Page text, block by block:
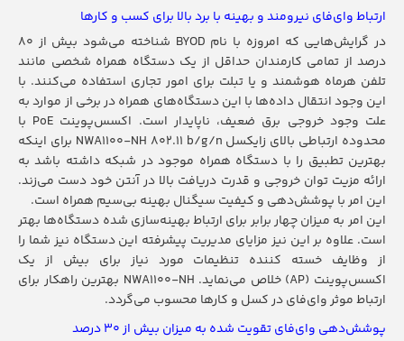
ارتباط وای‌فای نیرومند و بهینه با برد بالا برای کسب و کارها
در گرایش‌هایی که امروزه با نام BYOD شناخته می‌شود بیش از 80
درصد از تمامی کارمندان حداقل از یک دستگاه همراه شخصی مانند
تلفن هرماه هوشمند و یا تبلت برای امور تجاری استفاده می‌کنند. با
این وجود انتقال داده‌ها با این دستگاه‌های همراه در برخی از موارد به
علت وجود خروجی برق ضعیف، ناپایدار است. اکسس‌پوینت PoE با
محدوده ارتباطی بالای زایکسل NWA1100-NH 802.11 b/g/n برای اینکه
بهترین تطبیق را با دستگاه همراه موجود در شبکه داشته باشد به
ارائه مزیت توان خروجی و قدرت دریافت بالا در آنتن خود دست می‌زند.
این امر با پوشش‌دهی و کیفیت سیگنال بهینه بی‌سیم همراه است.
این امر به میزان چهار برابر برای ارتباط بهینه‌سازی شده دستگاه‌ها بهتر
است. علاوه بر این نیز مزایای مدیریت پیشرفته این دستگاه نیز شما را
از وظایف خسته کننده تنظیمات مورد نیاز برای بیش از یک
اکسس‌پوینت (AP) خلاص می‌نماید. NWA1100-NH بهترین راهکار برای
ارتباط موثر وای‌فای در کسل و کارها محسوب می‌گردد.
پوشش‌دهی وای‌فای تقویت شده به میزان بیش از 30 درصد